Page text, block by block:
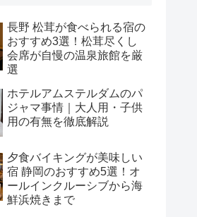
長野 松茸が食べられる宿の
おすすめ3選！松茸尽くし
会席が自慢の温泉旅館を厳
選
ホテルアムステルダムのパ
ジャマ事情｜大人用・子供
用の有無を徹底解説
夕食バイキングが美味しい
宿 静岡のおすすめ5選！オ
ールインクルーシブから海
鮮浜焼きまで